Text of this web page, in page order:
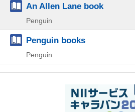
An Allen Lane book
Penguin
Penguin books
Penguin